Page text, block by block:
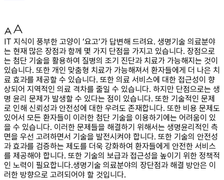
IT 지식이 풍부한 고양이 ‘요고’가 답변해 드려요. 생명기술 의료분야
는 현재 많은 장점과 함께 몇 가지 단점을 가지고 있습니다. 장점으로
는 첨단 기술을 활용하여 질병의 조기 진단과 치료가 가능해지는 것이
있습니다. 또한 개인 맞춤형 치료가 가능해져서 환자들에게 더 나은 치
료 효과를 제공할 수 있습니다. 또한 의료 서비스에 대한 접근성이 향
상되어 지역적인 의료 격차를 줄일 수 있습니다. 하지만 단점으로는 생
명 윤리 문제가 발생할 수 있다는 점이 있습니다. 또한 기술적인 문제
로 인해 신뢰성과 안전성에 대한 우려도 존재합니다. 또한 비용 문제도
있어서 모든 환자들이 이러한 첨단 기술을 이용하기에는 어려움이 있
을 수 있습니다. 이러한 문제들을 해결하기 위해서는 생명윤리적인 측
면을 우선 고려하면서 기술을 발전시켜야 합니다. 또한 기술의 안전성
과 효과를 검증하는 제도를 더욱 강화하여 환자들에게 안전한 서비스
를 제공해야 합니다. 또한 기술의 보급과 접근성을 높이기 위한 정책적
인 노력이 필요합니다.생명기술 의료분야의 장단점과 해결 방안은 이
러한 방향으로 고려되어야 할 것입니다.